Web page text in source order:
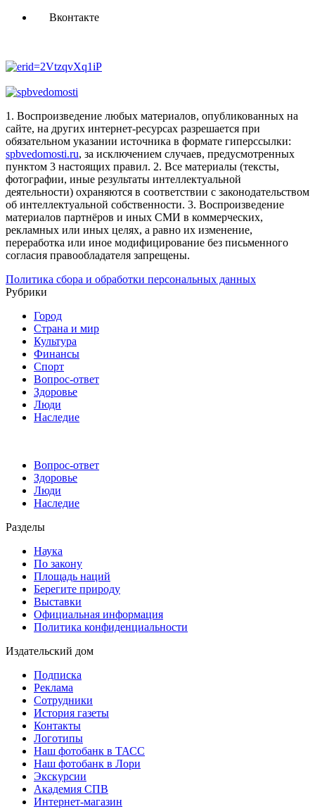
Вконтакте
1. Воспроизведение любых материалов, опубликованных на
сайте, на других интернет-ресурсах разрешается при
обязательном указании источника в формате гиперссылки:
spbvedomosti.ru, за исключением случаев, предусмотренных
пунктом 3 настоящих правил. 2. Все материалы (тексты,
фотографии, иные результаты интеллектуальной
деятельности) охраняются в соответствии с законодательством
об интеллектуальной собственности. 3. Воспроизведение
материалов партнёров и иных СМИ в коммерческих,
рекламных или иных целях, а равно их изменение,
переработка или иное модифицирование без письменного
согласия правообладателя запрещены.
Политика сбора и обработки персональных данных
Рубрики
Город
Страна и мир
Культура
Финансы
Спорт
Вопрос-ответ
Здоровье
Люди
Наследие
Вопрос-ответ
Здоровье
Люди
Наследие
Разделы
Наука
По закону
Площадь наций
Берегите природу
Выставки
Официальная информация
Политика конфиденциальности
Издательский дом
Подписка
Реклама
Сотрудники
История газеты
Контакты
Логотипы
Наш фотобанк в ТАСС
Наш фотобанк в Лори
Экскурсии
Академия СПВ
Интернет-магазин